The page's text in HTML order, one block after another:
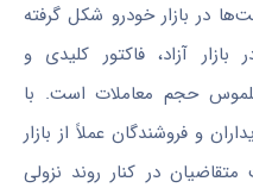
در بازار خودرو شکل گرفته
آزاد، فاکتور کلیدی و
حجم معاملات است. با
و فروشندگان عملاً از بازار
در کنار روند نزولی